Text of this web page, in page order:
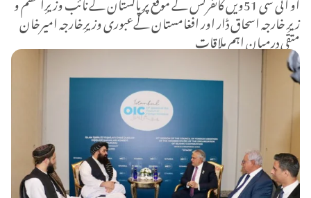
زیرِ خارجہ اسحاق ڈار اور افغامستان کےعبوری وزیرِخارجہ امیرخان
متقی درمیان اہم ملاقات